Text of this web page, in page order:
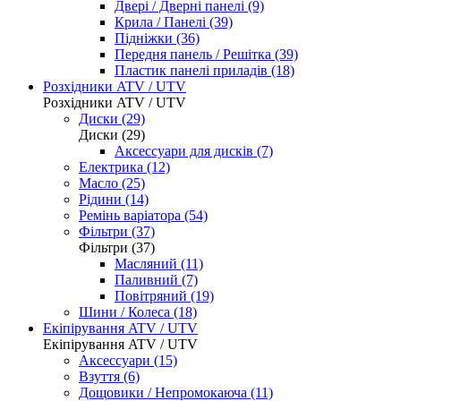
Двері / Дверні панелі (9)
Крила / Панелі (39)
Підніжки (36)
Передня панель / Решітка (39)
Пластик панелі приладів (18)
Розхідники ATV / UTV
Розхідники ATV / UTV
Диски (29)
Диски (29)
Аксессуари для дисків (7)
Електрика (12)
Масло (25)
Рідини (14)
Ремінь варіатора (54)
Фільтри (37)
Фільтри (37)
Масляний (11)
Паливний (7)
Повітряний (19)
Шини / Колеса (18)
Екіпірування ATV / UTV
Екіпірування ATV / UTV
Аксессуари (15)
Взуття (6)
Дощовики / Непромокаюча (11)